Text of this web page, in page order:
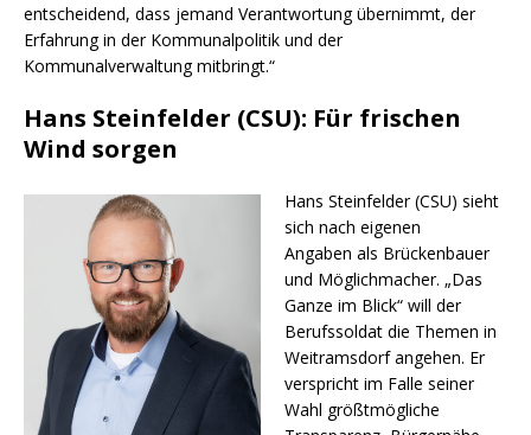
entscheidend, dass jemand Verantwortung übernimmt, der
Erfahrung in der Kommunalpolitik und der
Kommunalverwaltung mitbringt.“
Hans Steinfelder (CSU): Für frischen
Wind sorgen
Hans Steinfelder (CSU) sieht
sich nach eigenen
Angaben als Brückenbauer
und Möglichmacher. „Das
Ganze im Blick“ will der
Berufssoldat die Themen in
Weitramsdorf angehen. Er
verspricht im Falle seiner
Wahl größtmögliche